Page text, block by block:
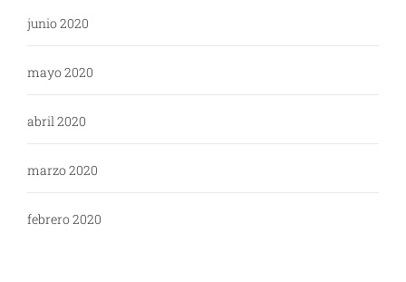
junio 2020
mayo 2020
abril 2020
marzo 2020
febrero 2020